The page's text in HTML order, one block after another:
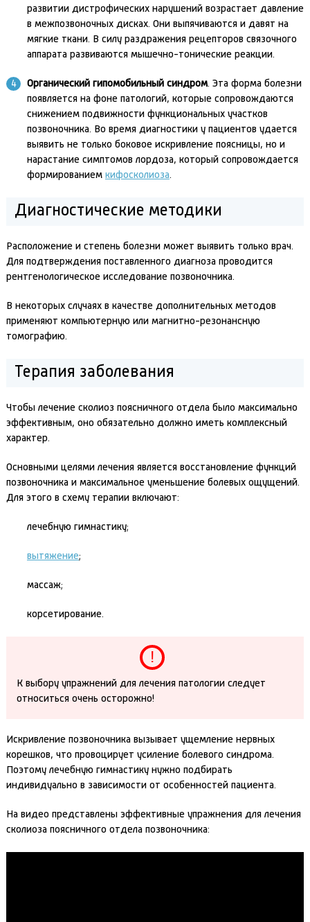
развитии дистрофических нарушений возрастает давление
в межпозвоночных дисках. Они выпячиваются и давят на
мягкие ткани. В силу раздражения рецепторов связочного
аппарата развиваются мышечно-тонические реакции.
Органический гипомобильный синдром. Эта форма болезни
появляется на фоне патологий, которые сопровождаются
снижением подвижности функциональных участков
позвоночника. Во время диагностики у пациентов удается
выявить не только боковое искривление поясницы, но и
нарастание симптомов лордоза, который сопровождается
формированием кифосколиоза.
Диагностические методики
Расположение и степень болезни может выявить только врач.
Для подтверждения поставленного диагноза проводится
рентгенологическое исследование позвоночника.
В некоторых случаях в качестве дополнительных методов
применяют компьютерную или магнитно-резонансную
томографию.
Терапия заболевания
Чтобы лечение сколиоз поясничного отдела было максимально
эффективным, оно обязательно должно иметь комплексный
характер.
Основными целями лечения является восстановление функций
позвоночника и максимальное уменьшение болевых ощущений.
Для этого в схему терапии включают:
лечебную гимнастику;
вытяжение;
массаж;
корсетирование.
К выбору упражнений для лечения патологии следует
относиться очень осторожно!
Искривление позвоночника вызывает ущемление нервных
корешков, что провоцирует усиление болевого синдрома.
Поэтому лечебную гимнастику нужно подбирать
индивидуально в зависимости от особенностей пациента.
На видео представлены эффективные упражнения для лечения
сколиоза поясничного отдела позвоночника: